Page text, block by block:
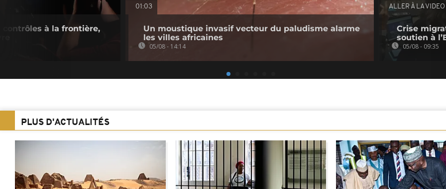
à la frontière,
01:03
Un moustique invasif vecteur du paludisme alarme
les villes africaines
05/08 - 14:14
ALLER À LA VIDEO
Crise
soutien à
05/08 - 09:35
PLUS D'ACTUALITÉS